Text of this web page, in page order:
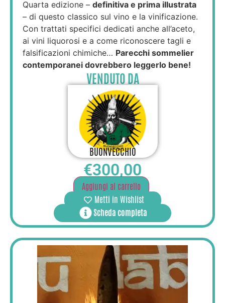
Quarta edizione – definitiva e prima illustrata
– di questo classico sul vino e la vinificazione.
Con trattati specifici dedicati anche all’aceto,
ai vini liquorosi e a come riconoscere tagli e
falsificazioni chimiche… Parecchi sommelier
contemporanei dovrebbero leggerlo bene!
VENDUTO DA
BUONVECCHIO
€300,00
Aggiungi al carrello
Metti in Wishlist
Scheda completa